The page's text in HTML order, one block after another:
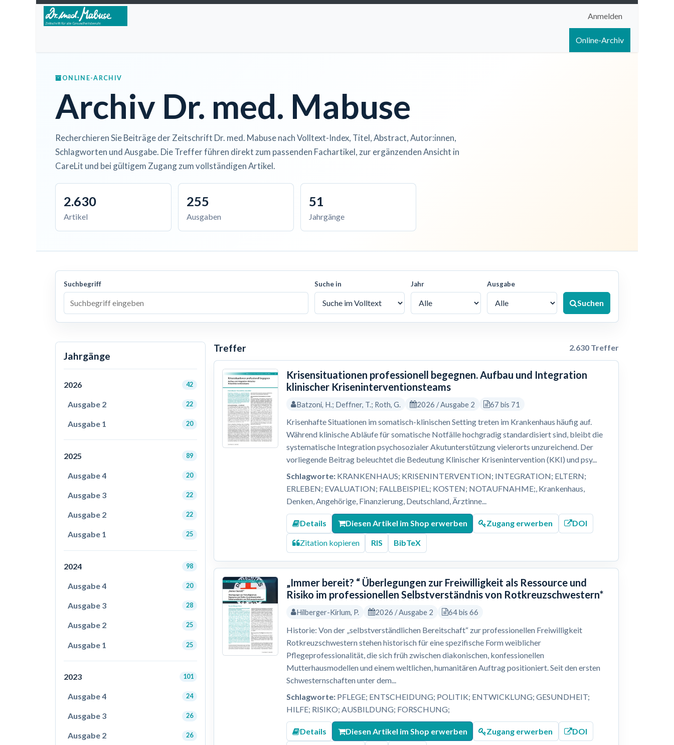
Zum Inhalt springen
Anmelden
Online-Archiv
ONLINE-ARCHIV
Archiv Dr. med. Mabuse
Recherchieren Sie Beiträge der Zeitschrift Dr. med. Mabuse nach Volltext-Index, Titel, Abstract, Autor:innen,
Schlagworten und Ausgabe. Die Treffer führen direkt zum passenden Fachartikel, zur ergänzenden Ansicht in
CareLit und bei gültigem Zugang zum vollständigen Artikel.
2.630
Artikel
255
Ausgaben
51
Jahrgänge
Suchbegriff Suche in Jahr Ausgabe
Suchen
Jahrgänge
2026 42
Ausgabe 2 22
Ausgabe 1 20
2025 89
Ausgabe 4 20
Ausgabe 3 22
Ausgabe 2 22
Ausgabe 1 25
2024 98
Ausgabe 4 20
Ausgabe 3 28
Ausgabe 2 25
Ausgabe 1 25
2023 101
Ausgabe 4 24
Ausgabe 3 26
Ausgabe 2 26
Treffer 2.630 Treffer
Krisensituationen professionell begegnen. Aufbau und Integration
klinischer Kriseninterventionsteams
Batzoni, H.; Deffner, T.; Roth, G. 2026 / Ausgabe 2 67 bis 71
Krisenhafte Situationen im somatisch-klinischen Setting treten im Krankenhaus häufig auf.
Während klinische Abläufe für somatische Notfälle hochgradig standardisiert sind, bleibt die
systematische Integration psychosozialer Akutunterstützung vielerorts unzureichend. Der
vorliegende Beitrag beleuchtet die Bedeutung Klinischer Krisenintervention (KKI) und psy...
Schlagworte: KRANKENHAUS; KRISENINTERVENTION; INTEGRATION; ELTERN;
ERLEBEN; EVALUATION; FALLBEISPIEL; KOSTEN; NOTAUFNAHME;, Krankenhaus,
Denken, Angehörige, Finanzierung, Deutschland, Ärztinne...
Details Diesen Artikel im Shop erwerben Zugang erwerben DOI
Zitation kopieren RIS BibTeX
„Immer bereit? “ Überlegungen zur Freiwilligkeit als Ressource und
Risiko im professionellen Selbstverständnis von Rotkreuzschwestern*
Hilberger-Kirlum, P. 2026 / Ausgabe 2 64 bis 66
Historie: Von der „selbstverständlichen Bereitschaft“ zur professionellen Freiwilligkeit
Rotkreuzschwestern stehen historisch für eine spezifische Form weiblicher
Pflegeprofessionalität, die sich früh zwischen diakonischen, konfessionellen
Mutterhausmodellen und einem weltlichen, humanitären Auftrag positioniert. Seit den ersten
Schwesternschaften unter dem...
Schlagworte: PFLEGE; ENTSCHEIDUNG; POLITIK; ENTWICKLUNG; GESUNDHEIT;
HILFE; RISIKO; AUSBILDUNG; FORSCHUNG;
Details Diesen Artikel im Shop erwerben Zugang erwerben DOI